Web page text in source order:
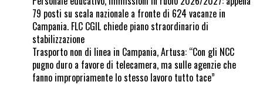
79 posti su scala nazionale a fronte di 624 vacanze in
Campania. FLC CGIL chiede piano straordinario di
stabilizzazione
Trasporto non di linea in Campania, Artusa: “Con gli NCC
pugno duro a favore di telecamera, ma sulle agenzie che
fanno impropriamente lo stesso lavoro tutto tace”